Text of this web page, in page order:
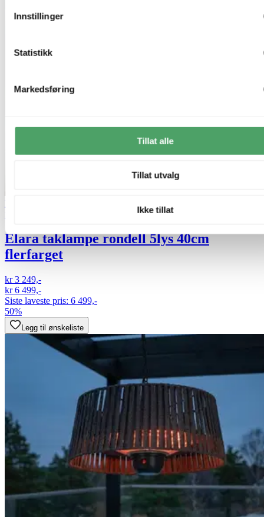
Innstillinger
Statistikk
Markedsføring
Tillat alle
Tillat utvalg
Ikke tillat
Nyhet
Nova Life
Elara taklampe rondell 5lys 40cm
flerfarget
kr 3 249,-
kr 6 499,-
Siste laveste pris: 6 499,-
50%
Legg til ønskeliste